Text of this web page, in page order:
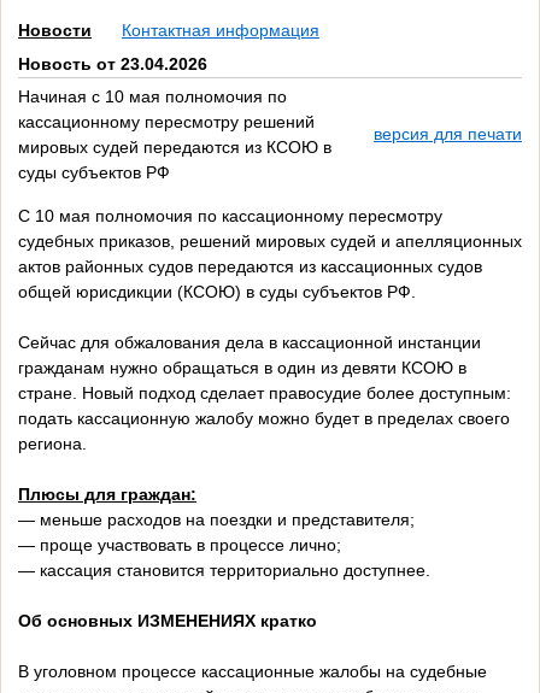
Новости
Контактная информация
Новость от 23.04.2026
Начиная с 10 мая полномочия по
кассационному пересмотру решений
мировых судей передаются из КСОЮ в
суды субъектов РФ
версия для печати
С 10 мая полномочия по кассационному пересмотру
судебных приказов, решений мировых судей и апелляционных
актов районных судов передаются из кассационных судов
общей юрисдикции (КСОЮ) в суды субъектов РФ.
Сейчас для обжалования дела в кассационной инстанции
гражданам нужно обращаться в один из девяти КСОЮ в
стране. Новый подход сделает правосудие более доступным:
подать кассационную жалобу можно будет в пределах своего
региона.
Плюсы для граждан:
— меньше расходов на поездки и представителя;
— проще участвовать в процессе лично;
— кассация становится территориально доступнее.
Об основных ИЗМЕНЕНИЯХ кратко
В уголовном процессе кассационные жалобы на судебные